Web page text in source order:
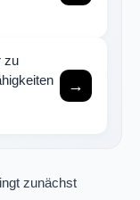
zu
→
zunächst